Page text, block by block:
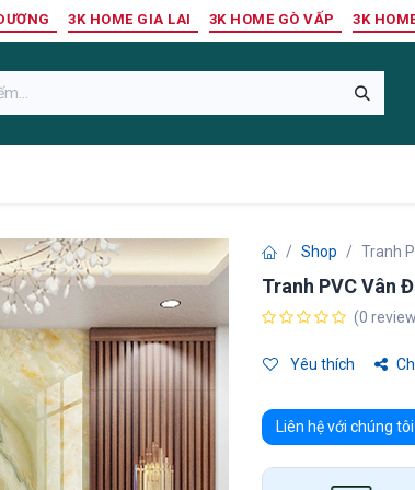
3K HOME GIA LAI 3K HOME GÒ VẤP 3K
Shop Tranh
Tranh PVC Vân
(0
Yêu thích
Liên hệ với chúng tôi